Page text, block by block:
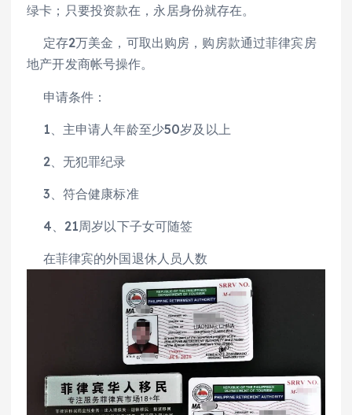
绿卡；只要投资款在，永居身份就存在。
定存2万美金，可取出购房，购房款通过菲律宾房
地产开发商帐号操作。
申请条件：
1、主申请人年龄至少50岁及以上
2、无犯罪纪录
3、符合健康标准
4、21周岁以下子女可随签
在菲律宾的外国退休人员人数